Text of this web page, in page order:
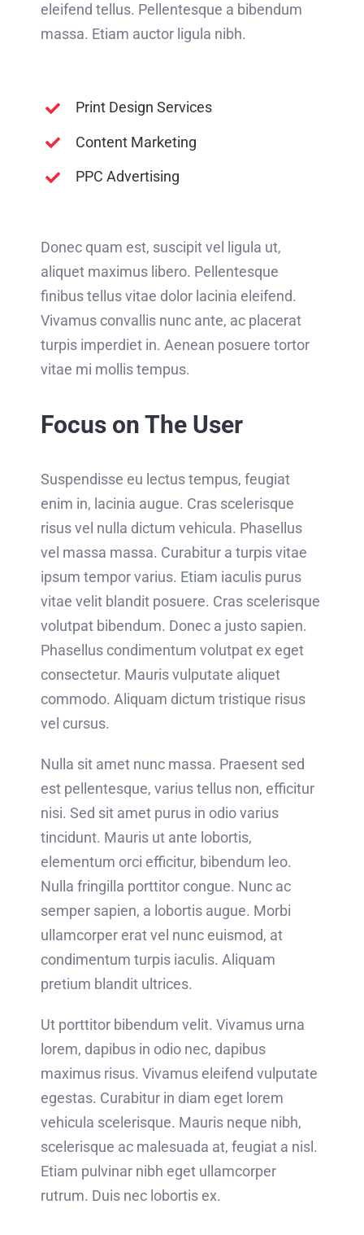
eleifend tellus. Pellentesque a bibendum
massa. Etiam auctor ligula nibh.
Print Design Services
Content Marketing
PPC Advertising
Donec quam est, suscipit vel ligula ut,
aliquet maximus libero. Pellentesque
finibus tellus vitae dolor lacinia eleifend.
Vivamus convallis nunc ante, ac placerat
turpis imperdiet in. Aenean posuere tortor
vitae mi mollis tempus.
Focus on The User
Suspendisse eu lectus tempus, feugiat
enim in, lacinia augue. Cras scelerisque
risus vel nulla dictum vehicula. Phasellus
vel massa massa. Curabitur a turpis vitae
ipsum tempor varius. Etiam iaculis purus
vitae velit blandit posuere. Cras scelerisque
volutpat bibendum. Donec a justo sapien.
Phasellus condimentum volutpat ex eget
consectetur. Mauris vulputate aliquet
commodo. Aliquam dictum tristique risus
vel cursus.
Nulla sit amet nunc massa. Praesent sed
est pellentesque, varius tellus non, efficitur
nisi. Sed sit amet purus in odio varius
tincidunt. Mauris ut ante lobortis,
elementum orci efficitur, bibendum leo.
Nulla fringilla porttitor congue. Nunc ac
semper sapien, a lobortis augue. Morbi
ullamcorper erat vel nunc euismod, at
condimentum turpis iaculis. Aliquam
pretium blandit ultrices.
Ut porttitor bibendum velit. Vivamus urna
lorem, dapibus in odio nec, dapibus
maximus risus. Vivamus eleifend vulputate
egestas. Curabitur in diam eget lorem
vehicula scelerisque. Mauris neque nibh,
scelerisque ac malesuada at, feugiat a nisl.
Etiam pulvinar nibh eget ullamcorper
rutrum. Duis nec lobortis ex.